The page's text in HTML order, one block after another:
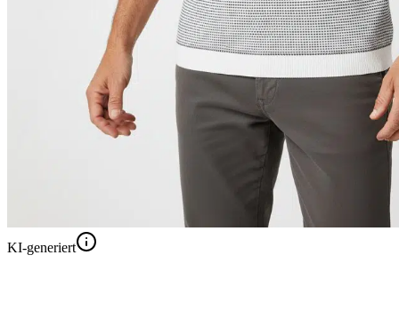
KI-generiert